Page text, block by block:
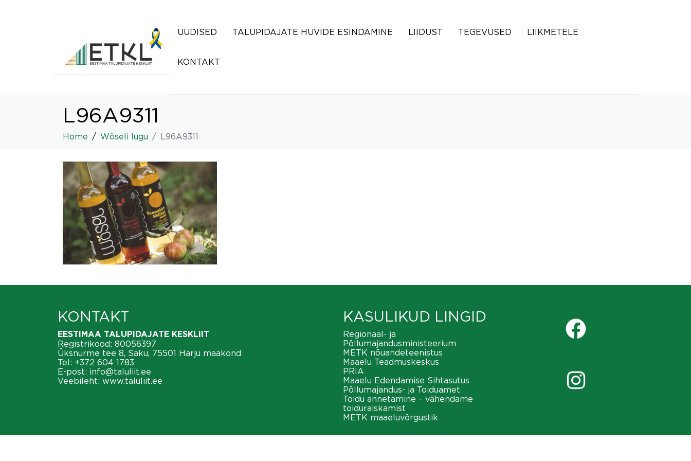
UUDISED TALUPIDAJATE HUVIDE ESINDAMINE LIIDUST TEGEVUSED LIIKMETELE
KONTAKT
L96A9311
Home Wöseli lugu L96A9311
KONTAKT
EESTIMAA TALUPIDAJATE KESKLIIT
Registrikood: 80056397
Üksnurme tee 8, Saku, 75501 Harju maakond
Tel: +372 604 1783
E-post: info@taluliit.ee
Veebileht: www.taluliit.ee
KASULIKUD LINGID
Regionaal- ja
Põllumajandusministeerium
METK nõuandeteenistus
Maaelu Teadmuskeskus
PRIA
Maaelu Edendamise Sihtasutus
Põllumajandus- ja Toiduamet
Toidu annetamine – vähendame
toiduraiskamist
METK maaeluvõrgustik